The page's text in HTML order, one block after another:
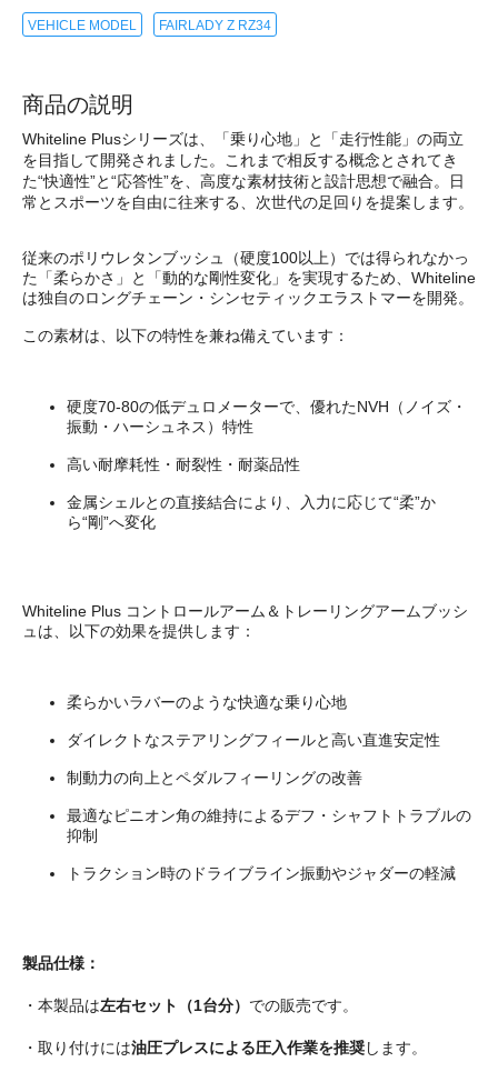
VEHICLE MODEL FAIRLADY Z RZ34
商品の説明
Whiteline Plusシリーズは、「乗り心地」と「走行性能」の両立
を目指して開発されました。これまで相反する概念とされてき
た“快適性”と“応答性”を、高度な素材技術と設計思想で融合。日
常とスポーツを自由に往来する、次世代の足回りを提案します。
従来のポリウレタンブッシュ（硬度100以上）では得られなかっ
た「柔らかさ」と「動的な剛性変化」を実現するため、Whiteline
は独自のロングチェーン・シンセティックエラストマーを開発。
この素材は、以下の特性を兼ね備えています：
硬度70-80の低デュロメーターで、優れたNVH（ノイズ・
振動・ハーシュネス）特性
高い耐摩耗性・耐裂性・耐薬品性
金属シェルとの直接結合により、入力に応じて“柔”か
ら“剛”へ変化
Whiteline Plus コントロールアーム＆トレーリングアームブッシ
ュは、以下の効果を提供します：
柔らかいラバーのような快適な乗り心地
ダイレクトなステアリングフィールと高い直進安定性
制動力の向上とペダルフィーリングの改善
最適なピニオン角の維持によるデフ・シャフトトラブルの
抑制
トラクション時のドライブライン振動やジャダーの軽減
製品仕様：
・本製品は左右セット（1台分） での販売です。
・取り付けには油圧プレスによる圧入作業を推奨します。